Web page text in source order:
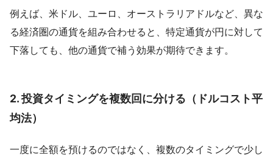
例えば、米ドル、ユーロ、オーストラリアドルなど、異な
る経済圏の通貨を組み合わせると、特定通貨が円に対して
下落しても、他の通貨で補う効果が期待できます。
2.投資タイミングを複数回に分ける（ドルコスト平
均法）
一度に全額を預けるのではなく、複数のタイミングで少し